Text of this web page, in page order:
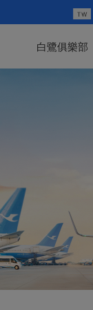
白鷺俱樂部